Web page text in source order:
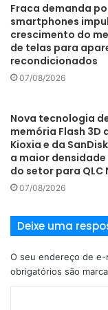
“Mentir faz parte
mentiras que
negócios de
relacionamentos
que também é
esteja melhor
evitar
colocá-las
O Cobrase será
de interesse em
serviço público e
aplicada, geração
compra, rede
estudos de caso e
Fraca demanda
smartphones
crescimento do
de telas para
recondicionados
07/08/2026
Nova tecnologia
memória Flash 3D
Kioxia e da
a maior
do setor para QLC
07/08/2026
Deixe uma
O seu endereço de e-
obrigatórios são